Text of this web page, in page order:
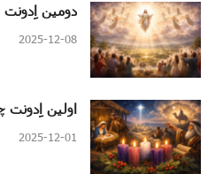
دومین
2025-12-08
اولین
2025-12-01